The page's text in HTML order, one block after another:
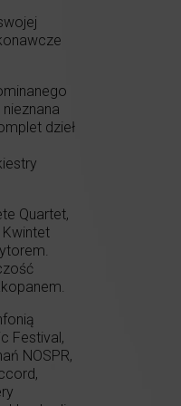
dzieł
Quartet,
Kwintet
Festival,
NOSPR,